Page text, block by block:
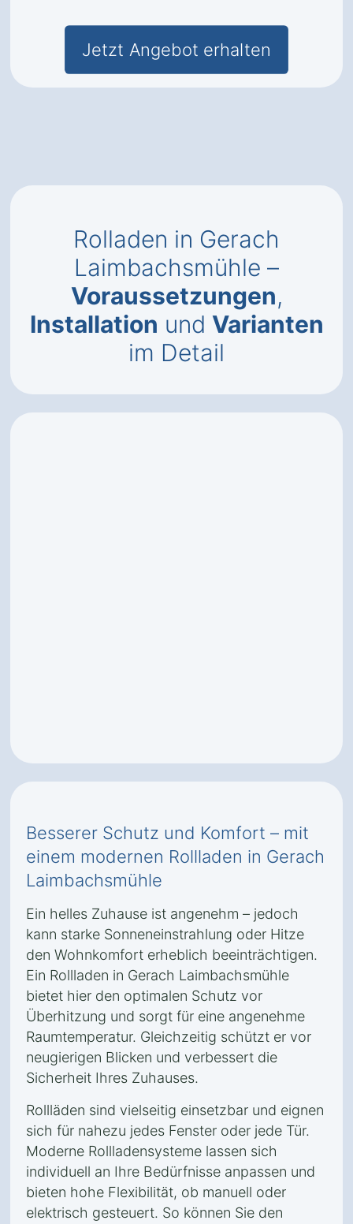
Jetzt Angebot erhalten
Rolladen in Gerach
Laimbachsmühle –
Voraussetzungen,
Installation und Varianten
im Detail
Besserer Schutz und Komfort – mit
einem modernen Rollladen in Gerach
Laimbachsmühle
Ein helles Zuhause ist angenehm – jedoch
kann starke Sonneneinstrahlung oder Hitze
den Wohnkomfort erheblich beeinträchtigen.
Ein Rollladen in Gerach Laimbachsmühle
bietet hier den optimalen Schutz vor
Überhitzung und sorgt für eine angenehme
Raumtemperatur. Gleichzeitig schützt er vor
neugierigen Blicken und verbessert die
Sicherheit Ihres Zuhauses.
Rollläden sind vielseitig einsetzbar und eignen
sich für nahezu jedes Fenster oder jede Tür.
Moderne Rollladensysteme lassen sich
individuell an Ihre Bedürfnisse anpassen und
bieten hohe Flexibilität, ob manuell oder
elektrisch gesteuert. So können Sie den